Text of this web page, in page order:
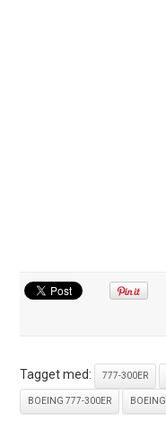
Tagget med: 777-300ER
BOEING 777-300ER